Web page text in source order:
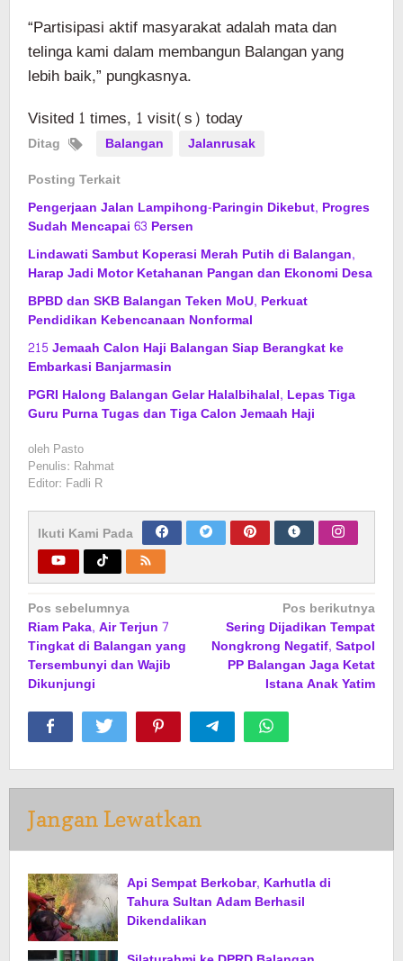
“Partisipasi aktif masyarakat adalah mata dan
telinga kami dalam membangun Balangan yang
lebih baik,” pungkasnya.
Visited 1 times, 1 visit(s) today
Ditag Balangan
Jalanrusak
Posting Terkait
Pengerjaan Jalan Lampihong-Paringin Dikebut, Progres
Sudah Mencapai 63 Persen
Lindawati Sambut Koperasi Merah Putih di Balangan,
Harap Jadi Motor Ketahanan Pangan dan Ekonomi Desa
BPBD dan SKB Balangan Teken MoU, Perkuat
Pendidikan Kebencanaan Nonformal
215 Jemaah Calon Haji Balangan Siap Berangkat ke
Embarkasi Banjarmasin
PGRI Halong Balangan Gelar Halalbihalal, Lepas Tiga
Guru Purna Tugas dan Tiga Calon Jemaah Haji
oleh Pasto
Penulis: Rahmat
Editor: Fadli R
Ikuti Kami Pada
Navigasi
pos
Pos sebelumnya
Riam Paka, Air Terjun 7
Tingkat di Balangan yang
Tersembunyi dan Wajib
Dikunjungi
Pos berikutnya
Sering Dijadikan Tempat
Nongkrong Negatif, Satpol
PP Balangan Jaga Ketat
Istana Anak Yatim
Jangan Lewatkan
Api Sempat Berkobar, Karhutla di
Tahura Sultan Adam Berhasil
Dikendalikan